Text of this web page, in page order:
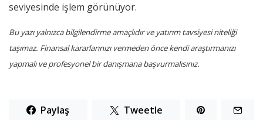
seviyesinde işlem görünüyor.
Bu yazı yalnızca bilgilendirme amaçlıdır ve yatırım tavsiyesi niteliği
taşımaz. Finansal kararlarınızı vermeden önce kendi araştırmanızı
yapmalı ve profesyonel bir danışmana başvurmalısınız.
Paylaş Tweetle